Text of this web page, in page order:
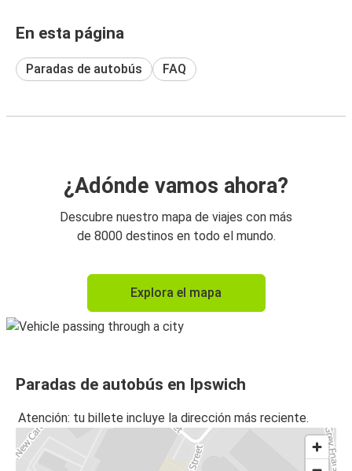
En esta página
Paradas de autobús FAQ
¿Adónde vamos ahora?
Descubre nuestro mapa de viajes con más
de 8000 destinos en todo el mundo.
Explora el mapa
Paradas de autobús en Ipswich
Atención: tu billete incluye la dirección más reciente.